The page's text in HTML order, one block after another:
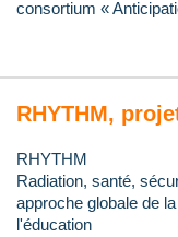
consortium «
RHYTHM,
RHYTHM
Radiation, santé,
approche globale de
l'éducation